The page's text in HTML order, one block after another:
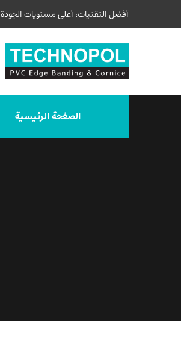
أفضل التقنيات، أعلى مستويات الجودة
الصفحة الرئيسية